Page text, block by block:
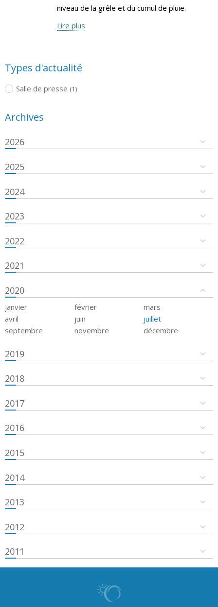
niveau de la grêle et du cumul de pluie.
Lire plus
Types d'actualité
Salle de presse (1)
Archives
2026
2025
2024
2023
2022
2021
2020
janvier février
mars
avril
juin
juillet
septembre
novembre décembre
2019
2018
2017
2016
2015
2014
2013
2012
2011